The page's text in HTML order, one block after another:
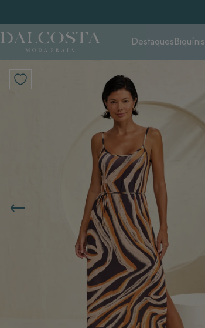
DestaquesBiquínis